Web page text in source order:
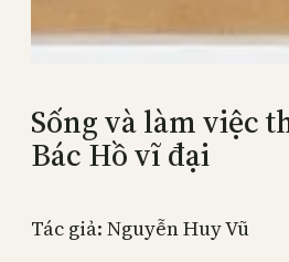
Sống và làm việc
Bác Hồ vĩ đại
Tác giả: Nguyễn Huy Vũ